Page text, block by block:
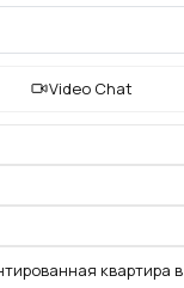
Video Chat